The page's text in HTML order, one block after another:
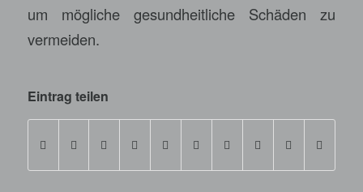
um mögliche gesundheitliche Schäden zu
vermeiden.
Eintrag teilen